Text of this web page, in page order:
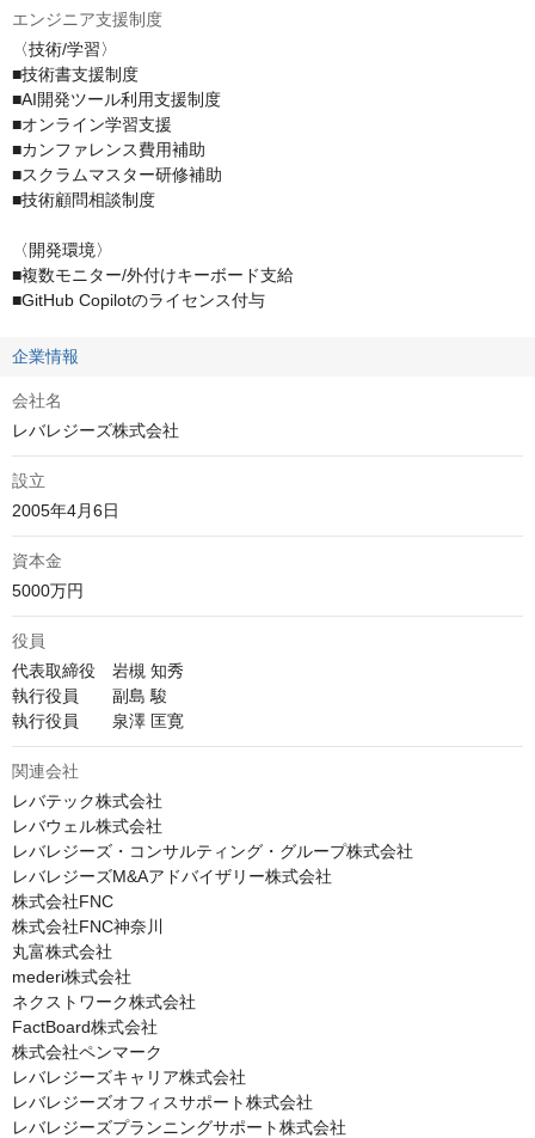
エンジニア支援制度
〈技術/学習〉
■技術書支援制度
■AI開発ツール利用支援制度
■オンライン学習支援
■カンファレンス費用補助
■スクラムマスター研修補助
■技術顧問相談制度
〈開発環境〉
■複数モニター/外付けキーボード支給
■GitHub Copilotのライセンス付与
企業情報
会社名
レバレジーズ株式会社
設立
2005年4月6日
資本金
5000万円
役員
代表取締役　岩槻 知秀
執行役員　　副島 駿
執行役員　　泉澤 匡寛
関連会社
レバテック株式会社
レバウェル株式会社
レバレジーズ・コンサルティング・グループ株式会社
レバレジーズM&Aアドバイザリー株式会社
株式会社FNC
株式会社FNC神奈川
丸富株式会社
mederi株式会社
ネクストワーク株式会社
FactBoard株式会社
株式会社ペンマーク
レバレジーズキャリア株式会社
レバレジーズオフィスサポート株式会社
レバレジーズプランニングサポート株式会社